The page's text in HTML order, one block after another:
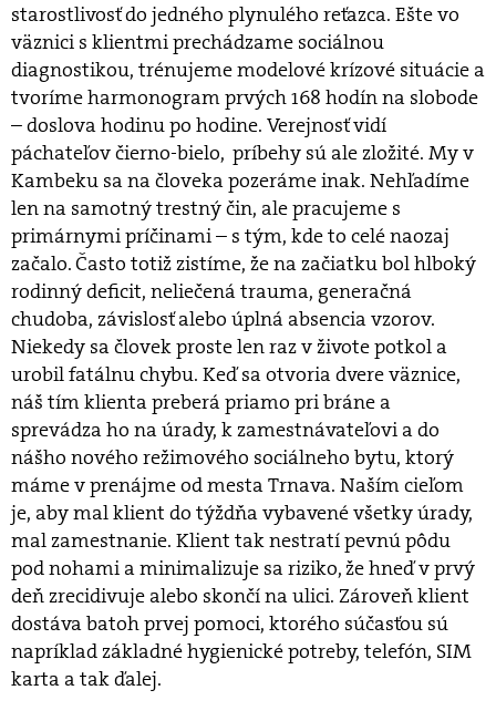
starostlivosť do jedného plynulého reťazca. Ešte vo
väznici s klientmi prechádzame sociálnou
diagnostikou, trénujeme modelové krízové situácie a
tvoríme harmonogram prvých 168 hodín na slobode
– doslova hodinu po hodine. Verejnosť vidí
páchateľov čierno-bielo, príbehy sú ale zložité. My v
Kambeku sa na človeka pozeráme inak. Nehľadíme
len na samotný trestný čin, ale pracujeme s
primárnymi príčinami – s tým, kde to celé naozaj
začalo. Často totiž zistíme, že na začiatku bol hlboký
rodinný deficit, neliečená trauma, generačná
chudoba, závislosť alebo úplná absencia vzorov.
Niekedy sa človek proste len raz v živote potkol a
urobil fatálnu chybu. Keď sa otvoria dvere väznice,
náš tím klienta preberá priamo pri bráne a
sprevádza ho na úrady, k zamestnávateľovi a do
nášho nového režimového sociálneho bytu, ktorý
máme v prenájme od mesta Trnava. Naším cieľom
je, aby mal klient do týždňa vybavené všetky úrady,
mal zamestnanie. Klient tak nestratí pevnú pôdu
pod nohami a minimalizuje sa riziko, že hneď v prvý
deň zrecidivuje alebo skončí na ulici. Zároveň klient
dostáva batoh prvej pomoci, ktorého súčasťou sú
napríklad základné hygienické potreby, telefón, SIM
karta a tak ďalej.